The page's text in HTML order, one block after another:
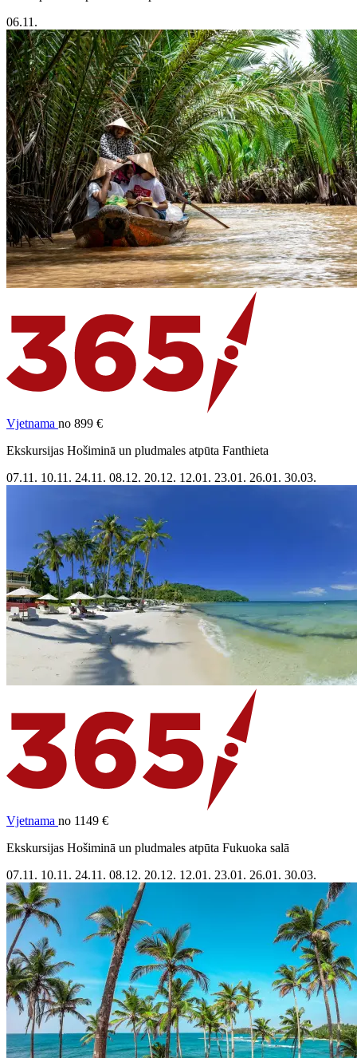
06.11.
Vjetnama no 899 €
Ekskursijas Hošiminā un pludmales atpūta Fanthieta
07.11. 10.11. 24.11. 08.12. 20.12. 12.01. 23.01. 26.01. 30.03.
Vjetnama no 1149 €
Ekskursijas Hošiminā un pludmales atpūta Fukuoka salā
07.11. 10.11. 24.11. 08.12. 20.12. 12.01. 23.01. 26.01. 30.03.